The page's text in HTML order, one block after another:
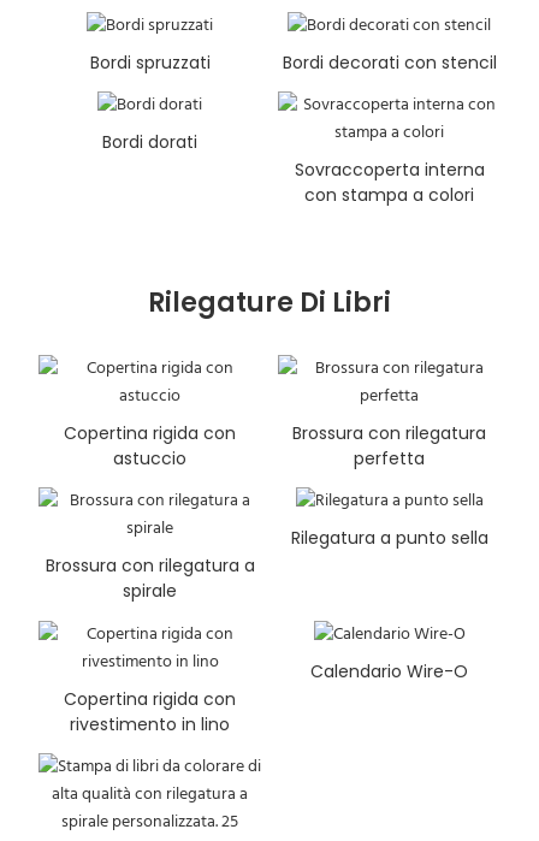
Bordi spruzzati Bordi decorati con stencil
Bordi dorati
Sovraccoperta interna
con stampa a colori
Rilegature Di Libri
Copertina rigida con
astuccio
Brossura con rilegatura
perfetta
Brossura con rilegatura a
spirale
Rilegatura a punto sella
Copertina rigida con
rivestimento in lino
Calendario Wire-O